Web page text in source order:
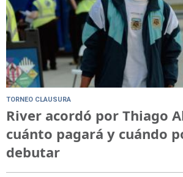
TORNEO CLAUSURA
River acordó por Thiago
cuánto pagará y cuándo
debutar